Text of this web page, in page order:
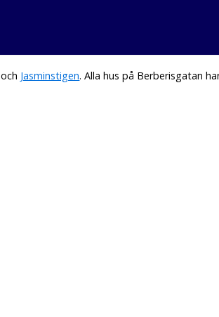
och Jasminstigen. Alla hus på Berberisgatan